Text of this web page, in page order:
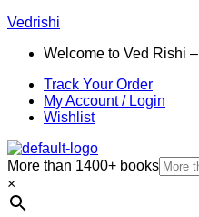
Vedrishi
Welcome to Ved Rishi
Track Your Order
My Account / Login
Wishlist
More than 1400+ books
×